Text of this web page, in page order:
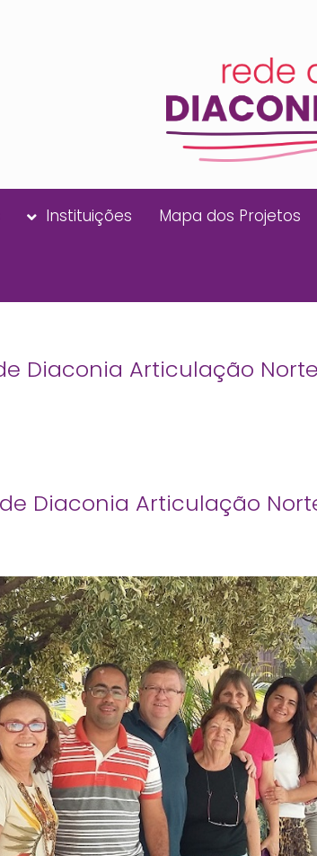
Instituições Mapa dos Projetos
Diaconia Articulação
Diaconia Articulação